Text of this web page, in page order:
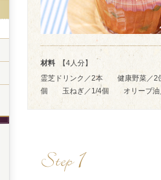
材料
【4人分】
霊芝ドリンク／2本 健康野菜
個 玉ねぎ／1/4個 オリーブ油